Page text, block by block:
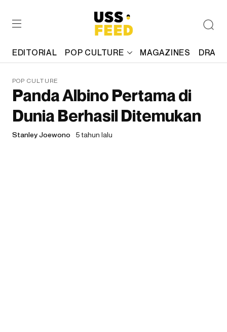
EDITORIAL POP CULTURE MAGAZINES
POP CULTURE
Panda Albino Pertama di
Dunia Berhasil Ditemukan
Stanley Joewono 5 tahun lalu